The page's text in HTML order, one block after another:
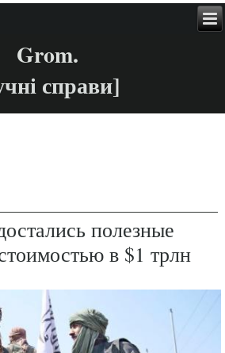
Grom.
справи]
полезные
в $1 трлн